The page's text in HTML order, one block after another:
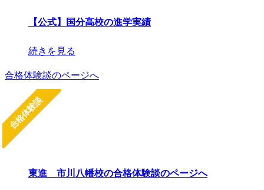
【公式】国分高校の進学実績
続きを見る
合格体験談のページへ
合格体験談
東進 市川八幡校の合格体験談のページへ